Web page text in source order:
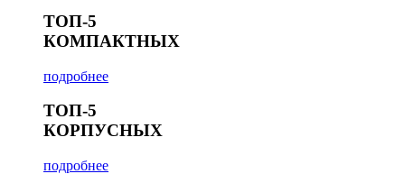
ТОП-5
КОМПАКТНЫХ
подробнее
ТОП-5
КОРПУСНЫХ
подробнее